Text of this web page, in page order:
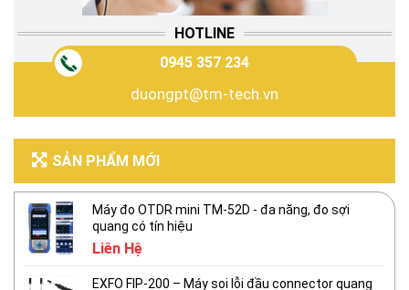
HOTLINE
0945 357 234
duongpt@tm-tech.vn
SẢN PHẨM MỚI
Máy đo OTDR mini TM-52D - đa năng, đo sợi
quang có tín hiệu
Liên Hệ
EXFO FIP-200 – Máy soi lỗi đầu connector quang